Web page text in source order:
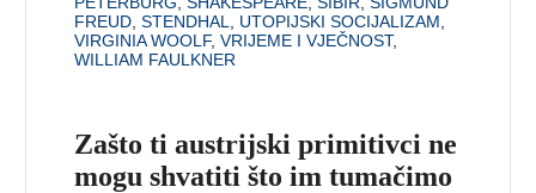
FREUD ,STENDHAL UTOPIJSKI SOCIJALIZAM
VIRGINIA WOOLF,VRIJEME I VJEČNOST,
WILLIAM FAULKNER
Zašto ti austrijski primitivci ne
mogu shvatiti što im tumačimo